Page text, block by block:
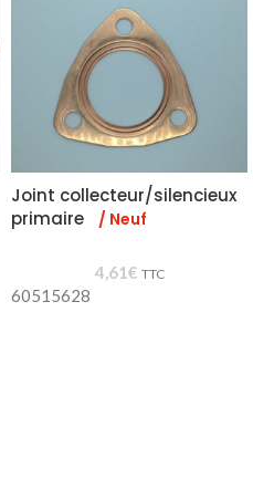
Joint collecteur/silencieux
primaire
/ Neuf
4,61€ TTC
60515628